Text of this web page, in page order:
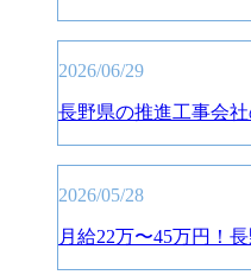
2026/06/29
長野県の推進工事会
2026/05/28
月給22万〜45万円！